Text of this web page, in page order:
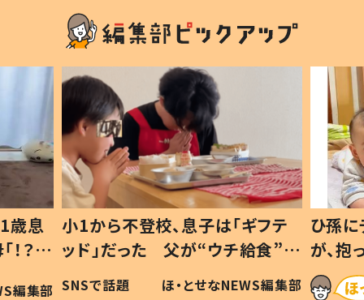
歳息
？」
編集部
小1から不登校、息子は「ギフテ
ッド」だった 父が“ウチ給食”を
作り続ける理由とは #令和の親
SNSで話題 ほ・とせなNEWS編集部
ひ孫
が、
「涙が